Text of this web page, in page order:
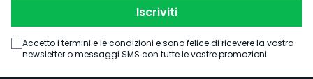
Iscriviti
Accetto i termini e le condizioni e sono felice di ricevere la vostra
newsletter o messaggi SMS con tutte le vostre promozioni.